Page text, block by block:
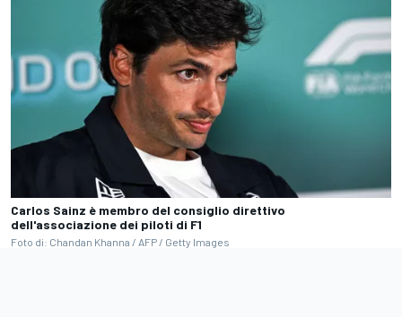
Carlos Sainz è membro del consiglio direttivo
dell'associazione dei piloti di F1
Foto di: Chandan Khanna / AFP / Getty Images